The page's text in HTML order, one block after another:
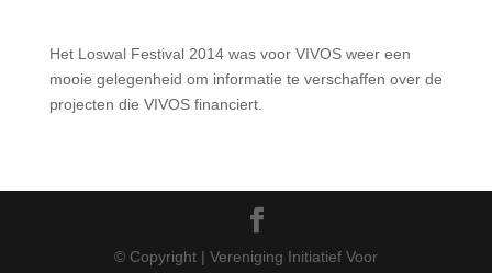
Het Loswal Festival 2014 was voor VIVOS weer een
mooie gelegenheid om informatie te verschaffen over de
projecten die VIVOS financiert.
© Copyright | Vereniging Initiatief Voor